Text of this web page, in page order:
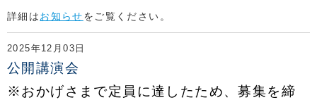
詳細はお知らせをご覧ください。
2025年12月03日
公開講演会
※おかげさまで定員に達したため、募集を締